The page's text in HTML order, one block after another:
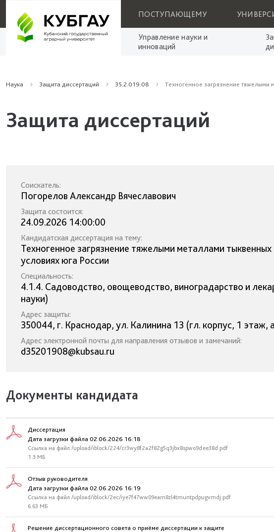
ПОСТУПАЮЩЕМУ
Управление науки и
инноваций
Наука Защита диссертаций 35.2.019.08 Техногенное загрязнение тяжелыми
Защита диссертаций
Соискатель:
Погорелов Александр Вячеславович
Защита состоится:
24.09.2026 14:00:00
Кандидатская диссертация на тему:
Техногенное загрязнение тяжелыми металлами
условиях юга России
Специальность:
4.1.4. Садоводство, овощеводство, виноградарство и
науки)
Адрес защиты:
350044, г. Краснодар, ул. Калинина 13 (гл. корпус, 1 этаж,
Адрес электронной почты для направления отзывов и замечаний:
d35201908@kubsau.ru
Документы кандидата
Диссертация
Дата загрузки файла 02.06.2026 16:18
Ссылка на файл /upload/iblock/224/cr3wy8f2a2f82g5q3jbx8spwo9dee38d.pdf
1.3 МБ
Отзыв руководителя
Дата загрузки файла 02.06.2026 16:19
Ссылка на файл /upload/iblock/2ec/iye7f47ww09eam8zl4tmuntpdpugvmdj.pdf
6.63 МБ
Решение диссертационного совета о приёме диссертации к защите